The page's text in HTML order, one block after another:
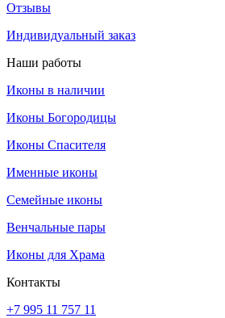
Отзывы
Индивидуальный заказ
Наши работы
Иконы в наличии
Иконы Богородицы
Иконы Спасителя
Именные иконы
Семейные иконы
Венчальные пары
Иконы для Храма
Контакты
+7 995 11 757 11